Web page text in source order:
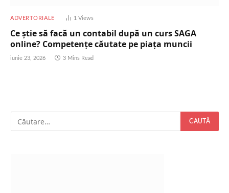
ADVERTORIALE 1 Views
Ce știe să facă un contabil după un curs SAGA
online? Competențe căutate pe piața muncii
iunie 23, 2026 3 Mins Read